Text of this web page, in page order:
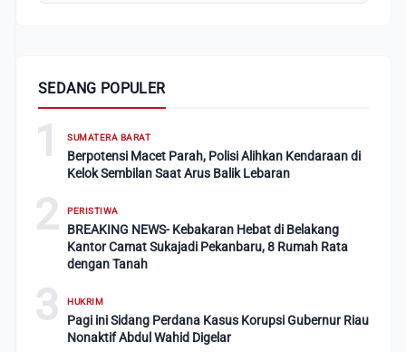
SEDANG POPULER
1 SUMATERA BARAT
Berpotensi Macet Parah, Polisi Alihkan Kendaraan di
Kelok Sembilan Saat Arus Balik Lebaran
2 PERISTIWA
BREAKING NEWS- Kebakaran Hebat di Belakang
Kantor Camat Sukajadi Pekanbaru, 8 Rumah Rata
dengan Tanah
3 HUKRIM
Pagi ini Sidang Perdana Kasus Korupsi Gubernur Riau
Nonaktif Abdul Wahid Digelar